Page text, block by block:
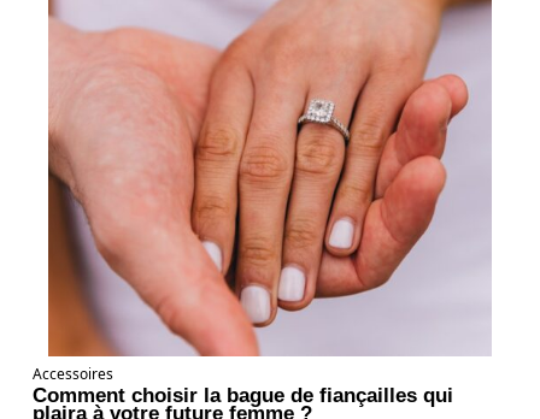
Accessoires
Comment choisir la bague de fiançailles qui
plaira à votre future femme ?